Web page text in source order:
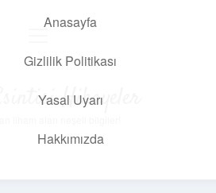
Anasayfa
Gizlilik Politikası
Yasal Uyarı
Hakkımızda
Hikayeler